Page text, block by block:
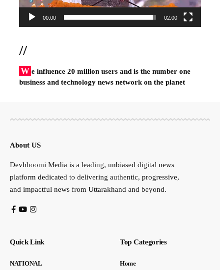
00:00 02:00
//
W e influence 20 million users and is the number one
business and technology news network on the planet
About US
Devbhoomi Media is a leading, unbiased digital news
platform dedicated to delivering authentic, progressive,
and impactful news from Uttarakhand and beyond.
Quick Link
NATIONAL
Top Categories
Home